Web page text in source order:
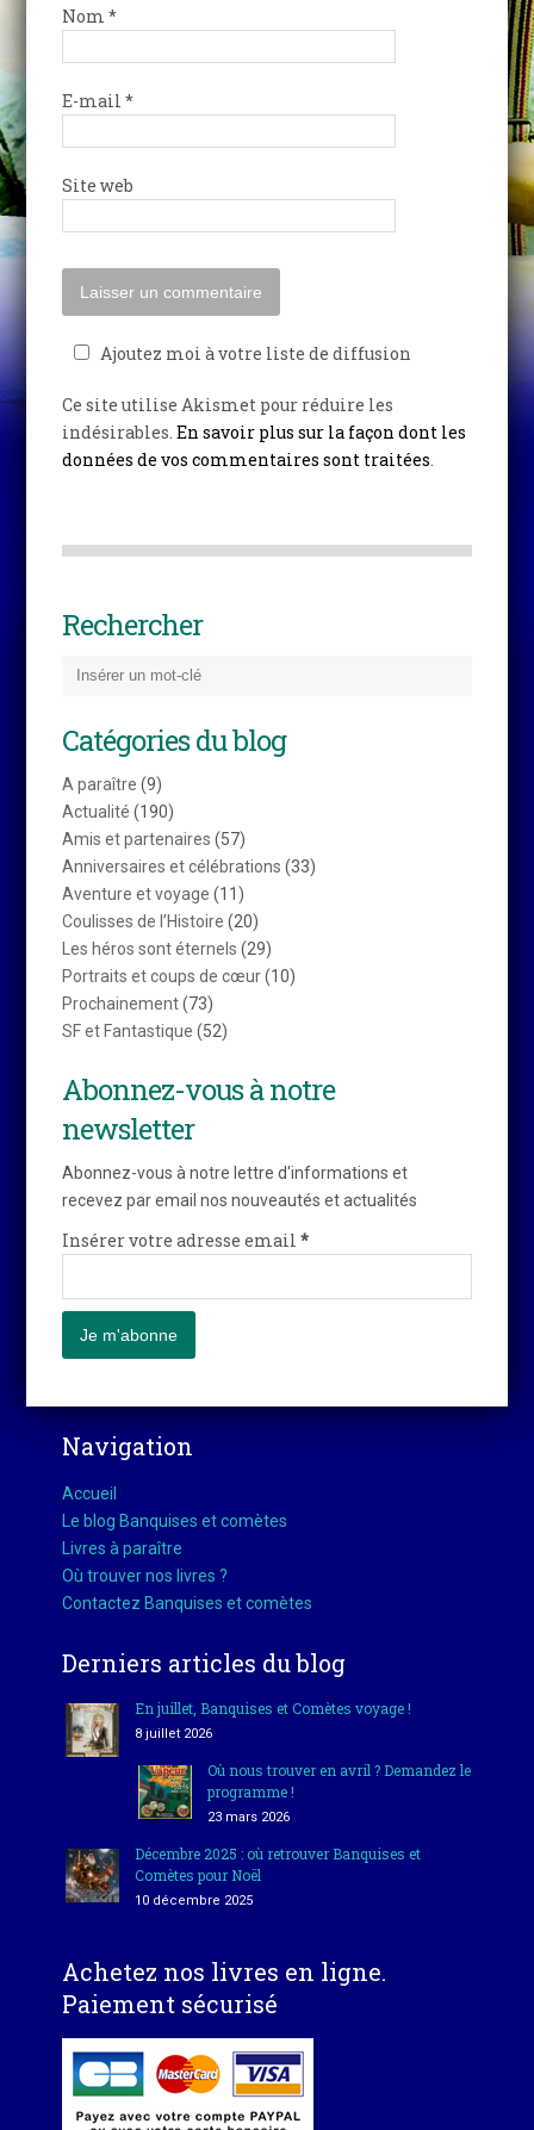
Nom*
E-mail*
Site web
Ajoutez moi à votre liste de diffusion
Ce site utilise Akismet pour réduire les
indésirables.En savoir plus sur la façon dont les
données de vos commentaires sont traitées.
Rechercher
Catégories du blog
A paraître (9)
Actualité (190)
Amis et partenaires (57)
Anniversaires et célébrations (33)
Aventure et voyage (11)
Coulisses de l’Histoire (20)
Les héros sont éternels (29)
Portraits et coups de cœur(10)
Prochainement(73)
SF et Fantastique (52)
Abonnez-vous à notre
newsletter
Abonnez-vous à notre lettre d'informations et
recevez par email nos nouveautés et actualités
Insérer votre adresse email*
Navigation
Accueil
Le blog Banquises et comètes
Livres à paraître
Où trouver nos livres ?
Contactez Banquises et comètes
Derniers articles du blog
En juillet, Banquises et Comètes voyage !
8 juillet 2026
Où nous trouver en avril ? Demandez le
programme !
23 mars 2026
Décembre 2025 : où retrouver Banquises et
Comètes pour Noël
10 décembre 2025
Achetez nos livres en ligne.
Paiement sécurisé